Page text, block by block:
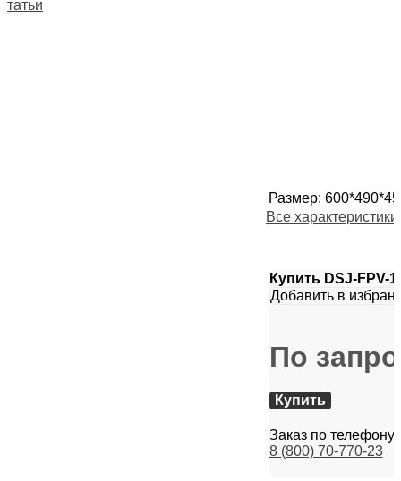
Размер:
Все характеристики
Купить DSJ-FPV-
Добавить в
По
Купить
Заказ по телефону
8 (800) 70-770-23